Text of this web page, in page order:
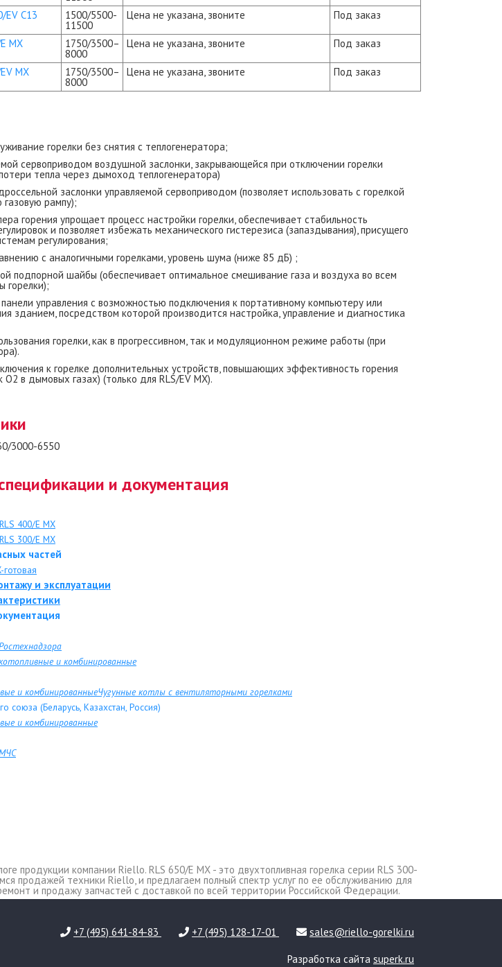
EV C13 1500/5500-
11500
Цена не указана, звоните Под заказ
MX 1750/3500–
8000
Цена не указана, звоните Под заказ
MX 1750/3500–
8000
Цена не указана, звоните Под заказ
горелки без снятия с теплогенератора;
сервоприводом воздушной заслонки, закрывающейся при отключении горелки
тепла через дымоход теплогенератора)
заслонки управляемой сервоприводом (позволяет использовать с горелкой
рампу);
горения упрощает процесс настройки горелки, обеспечивает стабильность
и позволяет избежать механического гистерезиса (запаздывания), присущего
регулирования;
с аналогичными горелками, уровень шума (ниже 85 дБ) ;
подпорной шайбы (обеспечивает оптимальное смешивание газа и воздуха во всем
горелки);
управления с возможностью подключения к портативному компьютеру или
зданием, посредством которой производится настройка, управление и диагностика
горелки, как в прогрессивном, так и модуляционном режиме работы (при
к горелке дополнительных устройств, повышающих эффективность горения
О2 в дымовых газах) (только для RLS/EV MX).
3000-6550
и документация
400/Е МХ
300/Е МХ
частей
готовая
и эксплуатации
и комбинированные
и комбинированныеЧугунные котлы с вентиляторными горелками
союза (Беларусь, Казахстан, Россия)
и комбинированные
продукции компании Riello. RLS 650/E MX - это двухтопливная горелка серии RLS 300-
продажей техники Riello, и предлагаем полный спектр услуг по ее обслуживанию для
и продажу запчастей c доставкой по всей территории Российской Федерации.
+7 (495) 641-84-83 +7 (495) 128-17-01 sales@riello-gorelki.ru
Разработка сайта superk.ru